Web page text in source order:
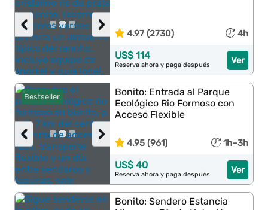
›
‹ 4.97 (2730) 4h
Ver
US$ 114
Reserva ahora y paga después
Bestseller
›
‹
Bonito: Entrada al Parque
Ecológico Rio Formoso con
Acceso Flexible
4.95 (961) 1h–3h
Ver
US$ 40
Reserva ahora y paga después
Bonito: Sendero Estancia